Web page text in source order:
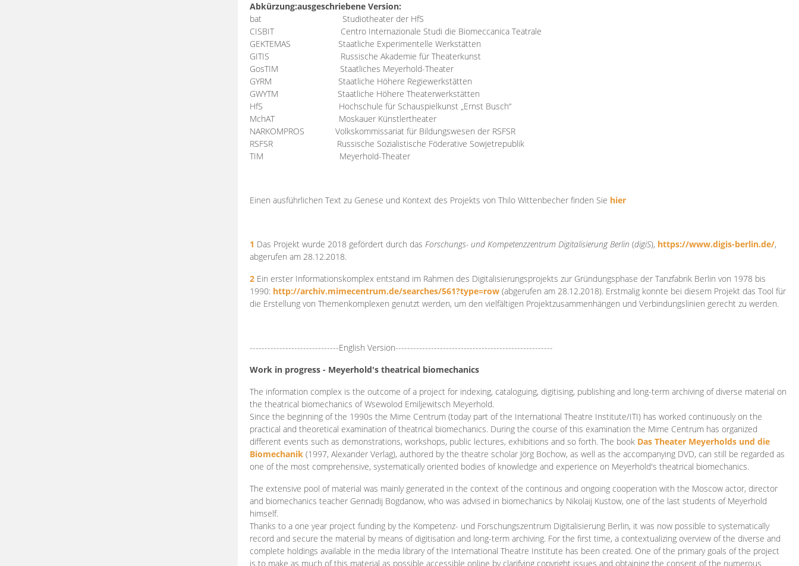
Abkürzung:ausgeschriebene Version:
bat
Studiotheater der HfS
CISBIT
Centro Internazionale Studi die Biomeccanica Teatrale
GEKTEMAS
Staatliche Experimentelle Werkstätten
GITIS
Russische Akademie für Theaterkunst
GosTIM
Staatliches Meyerhold-Theater
GYRM
Staatliche Höhere Regiewerkstätten
GWYTM
Staatliche Höhere Theaterwerkstätten
HfS
Hochschule für Schauspielkunst „Ernst Busch“
MchAT
Moskauer Künstlertheater
NARKOMPROS
Volkskommissariat für Bildungswesen der RSFSR
RSFSR
Russische Sozialistische Föderative Sowjetrepublik
TIM Meyerhold-Theater
Einen ausführlichen Text zu Genese und Kontext des Projekts von Thilo Wittenbecher finden Sie hier
1 Das Projekt wurde 2018 gefördert durch das Forschungs- und Kompetenzzentrum DigitalisierungBerlin (digiS), https://www.digis-berlin.de/,
abgerufen am 28.12.2018.
2 Ein erster Informationskomplex entstand im Rahmen des Digitalisierungsprojekts zur Gründungsphase der Tanzfabrik Berlin von 1978 bis
1990: http://archiv.mimecentrum.de/searches/561?type=row (abgerufen am 28.12.2018). Erstmalig konnte bei diesem Projekt das Tool für
die Erstellung von Themenkomplexen genutzt werden, um den vielfältigen Projektzusammenhängen und Verbindungslinien gerecht zu werden.
------------------------------English Version-----------------------------------------------------
Work in progress - Meyerhold's theatrical biomechanics
The information complex is the outcome of a project for indexing, cataloguing, digitising, publishing and long-term archiving of diverse material on
the theatrical biomechanics of Wsewolod Emiljewitsch Meyerhold.
Since the beginning of the 1990s the Mime Centrum (today part of the International Theatre Institute/ITI) has worked continuously on the
practical and theoretical examination of theatrical biomechanics. During the course of this examination the Mime Centrum has organized
different events such as demonstrations, workshops, public lectures, exhibitions and so forth. The book Das Theater Meyerholds und die
Biomechanik (1997, Alexander Verlag), authored by the theatre scholar Jörg Bochow, as well as the accompanying DVD, can still be regarded as
one of the most comprehensive, systematically oriented bodies of knowledge and experience on Meyerhold's theatrical biomechanics.
The extensive pool of material was mainly generated in the context of the continous and ongoing cooperation with the Moscow actor, director
and biomechanics teacher Gennadij Bogdanow, who was advised in biomechanics by Nikolaij Kustow, one of the last students of Meyerhold
himself.
Thanks to a one year project funding by the Kompetenz- und Forschungszentrum Digitalisierung Berlin, it was now possible to systematically
record and secure the material by means of digitisation and long-term archiving. For the first time, a contextualizing overview of the diverse and
complete holdings available in the media library of the International Theatre Institute has been created. One of the primary goals of the project
is to make as much of this material as possible accessible online by clarifying copyright issues and obtaining the consent of the numerous